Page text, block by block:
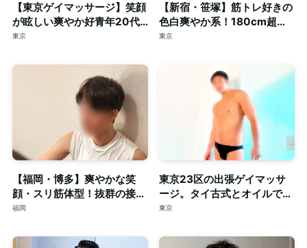
【東京ゲイマッサージ】笑顔
が眩しい爽やか好青年20代
スマート体型セラピスト◎清
東京
【新宿・笹塚】筋トレ好きの
色白爽やか系！180cm超え
の長身・がっちり体型セラピ
東京
【福岡・博多】爽やかな笑
顔・スリ筋体型！抜群の接客
力も併せ持つイケメンセラピ
福岡
東京23区の出張ゲイマッサ
ージ。タイ古式とオイルで心
身を深く整える至福のリラク
東京